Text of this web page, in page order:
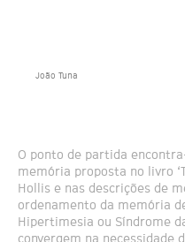
João Tuna
O ponto de partida
memória proposta no livro
Hollis e nas descrições de
ordenamento da memória
Hipertimesia ou Síndrome
convergem na necessidade